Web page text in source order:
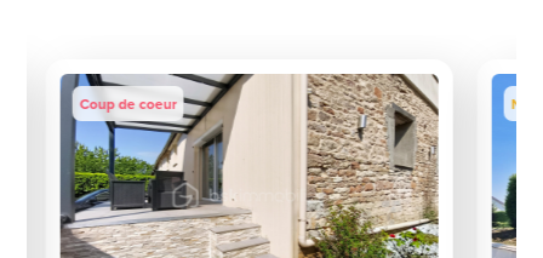
Coup de coeur